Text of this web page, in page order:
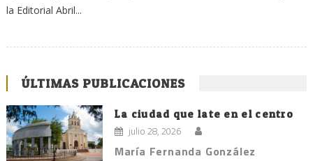
la Editorial Abril...
ÚLTIMAS PUBLICACIONES
La ciudad que late en el centro
julio 28, 2026
María Fernanda González